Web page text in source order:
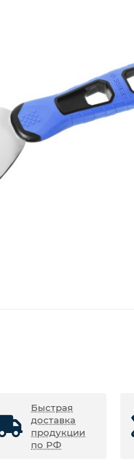
Быстрая
доставка
продукции
по РФ